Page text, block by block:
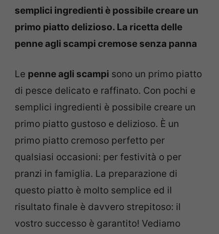
semplici ingredienti è possibile creare un
primo piatto delizioso. La ricetta delle
penne agli scampi cremose senza panna
Le penne agli scampi sono un primo piatto
di pesce delicato e raffinato. Con pochi e
semplici ingredienti è possibile creare un
primo piatto gustoso e delizioso. È un
primo piatto cremoso perfetto per
qualsiasi occasioni: per festività o per
pranzi in famiglia. La preparazione di
questo piatto è molto semplice ed il
risultato finale è davvero strepitoso: il
vostro successo è garantito! Vediamo